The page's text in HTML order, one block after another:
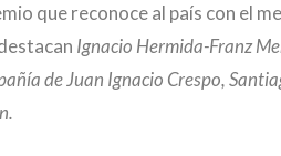
que reconoce al país con el
Ignacio Hermida-Franz
de Juan Ignacio Crespo,